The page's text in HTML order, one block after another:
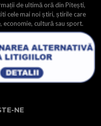
de ultimă oră din Pitești,
cele mai noi știri, știrile care
economie, cultură sau sport.
NE